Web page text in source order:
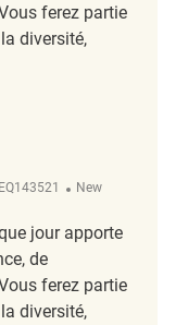
ferez partie
diversité,
REQ136664
Emplacement
New
jour apporte
de
ferez partie
diversité,